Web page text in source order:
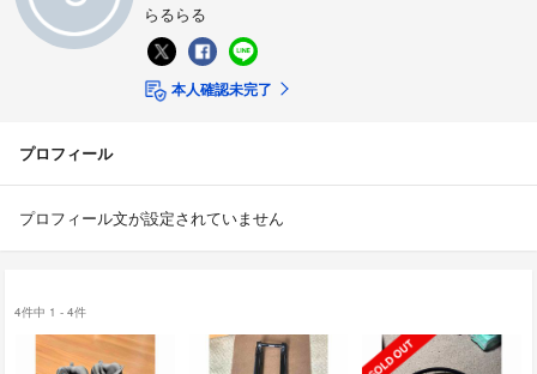
らるらる
本人確認未完了
プロフィール
プロフィール文が設定されていません
4件中 1 - 4件